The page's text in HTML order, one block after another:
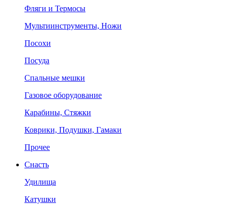
Фляги и Термосы
Мультиинструменты, Ножи
Посохи
Посуда
Спальные мешки
Газовое оборудование
Карабины, Стяжки
Коврики, Подушки, Гамаки
Прочее
Снасть
Удилища
Катушки